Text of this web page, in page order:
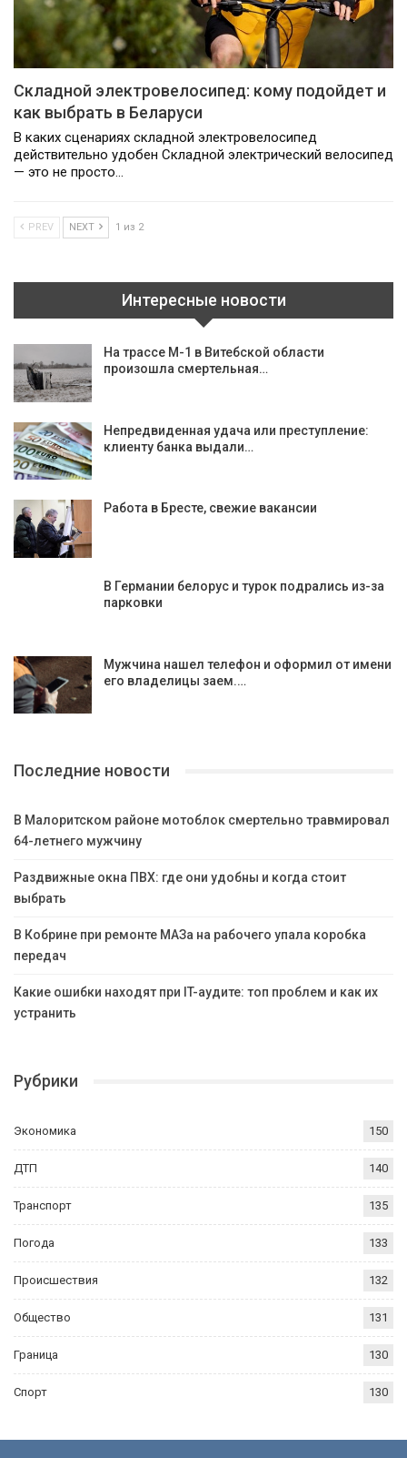
Складной электровелосипед: кому подойдет и
как выбрать в Беларуси
В каких сценариях складной электровелосипед
действительно удобен Складной электрический велосипед
— это не просто…
PREV NEXT 1 из 2
Интересные новости
На трассе М-1 в Витебской области
произошла смертельная…
Непредвиденная удача или преступление:
клиенту банка выдали…
Работа в Бресте, свежие вакансии
В Германии белорус и турок подрались из-за
парковки
Мужчина нашел телефон и оформил от имени
его владелицы заем.…
Последние новости
В Малоритском районе мотоблок смертельно травмировал
64-летнего мужчину
Раздвижные окна ПВХ: где они удобны и когда стоит
выбрать
В Кобрине при ремонте МАЗа на рабочего упала коробка
передач
Какие ошибки находят при IT-аудите: топ проблем и как их
устранить
Рубрики
Экономика 150
ДТП 140
Транспорт 135
Погода 133
Происшествия 132
Общество 131
Граница 130
Спорт 130